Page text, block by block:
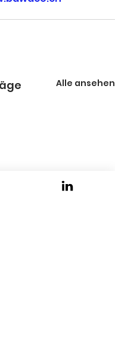
Alle ansehen